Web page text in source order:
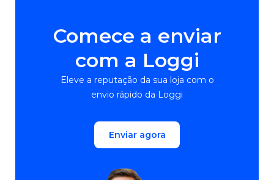
Comece a enviar
com a Loggi
Eleve a reputação da sua loja com o
envio rápido da Loggi
Enviar agora